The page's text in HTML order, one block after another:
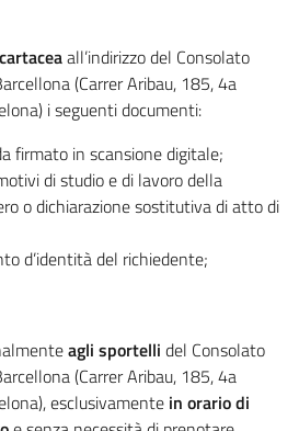
all’indirizzo del Consolato
(Carrer Aribau, 185, 4a
i seguenti documenti:
firmato in scansione digitale;
di studio e di lavoro della
o dichiarazione sostitutiva di atto di
d’identità del richiedente;
agli sportelli del Consolato
(Carrer Aribau, 185, 4a
esclusivamente in orario di